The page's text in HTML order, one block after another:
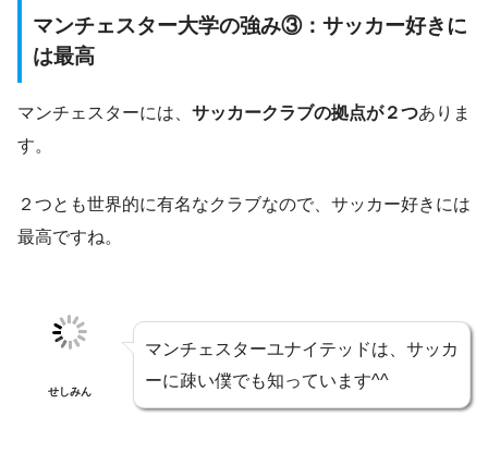
マンチェスター大学の強み③：サッカー好きに
は最高
マンチェスターには、 サッカークラブの拠点が２つありま
す。
２つとも世界的に有名なクラブなので、サッカー好きには
最高ですね。
せしみん
マンチェスターユナイテッドは、サッカ
ーに疎い僕でも知っています^^